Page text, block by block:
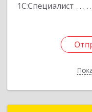
1С:Специалист